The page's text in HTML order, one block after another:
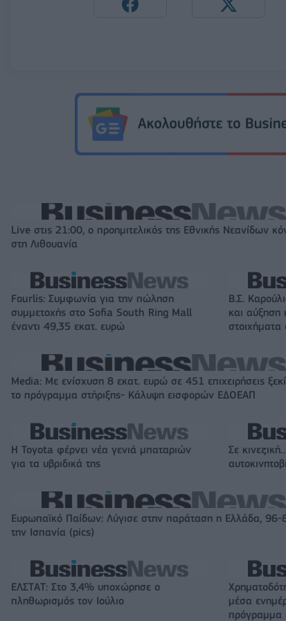
Live στις 21:00, ο προημιτελικός της Εθνικής Νεανίδων
στη Λιθουανία
Fourlis: Συμφωνία για την πώληση
συμμετοχής στο Sofia South Ring Mall
έναντι 49,35 εκατ. ευρώ
Β.Σ.
και
Media: Με ενίσχυση 8 εκατ. ευρώ σε 451 επιχειρήσεις
το πρόγραμμα στήριξης- Κάλυψη εισφορών ΕΔΟΕΑΠ
Η Toyota φέρνει νέα γενιά μπαταριών
για τα υβριδικά της
Σε
Ευρωπαϊκό Παίδων: Λύγισε στην παράταση η Ελλάδα,
την Ισπανία (pics)
ΕΛΣΤΑΤ: Στο 3,4% υποχώρησε ο
πληθωρισμός τον Ιούλιο
μέσα
πρόγραμμα